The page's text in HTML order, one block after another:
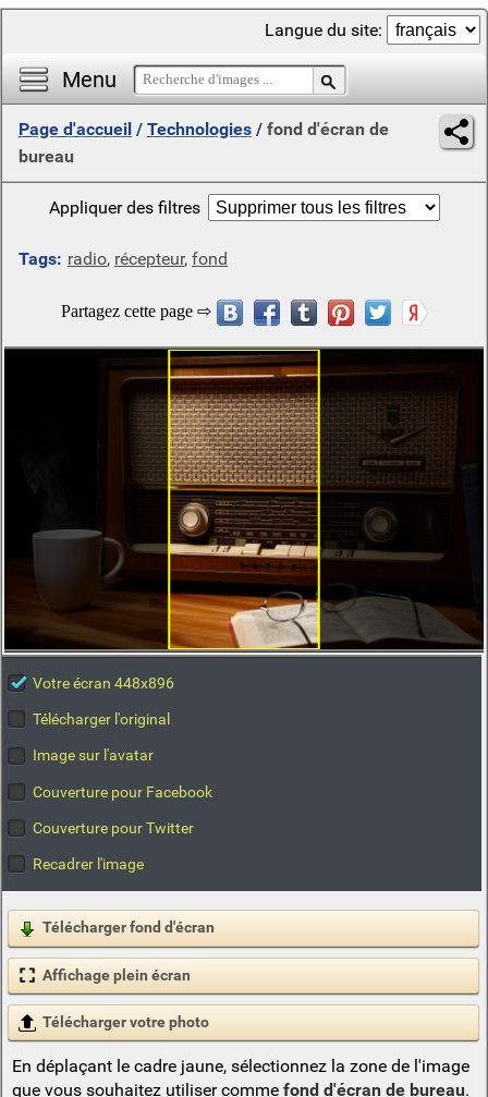
Menu
Langue du site:
Page d'accueil / Technologies / fond d'écran de
bureau
Appliquer des filtres
Tags: radio, récepteur, fond
Votre écran 448x896
Télécharger l'original
Image sur l'avatar
Couverture pour Facebook
Couverture pour Twitter
Recadrer l'image
Télécharger fond d'écran
Affichage plein écran
Télécharger votre photo
En déplaçant le cadre jaune, sélectionnez la zone de l'image
que vous souhaitez utiliser comme fond d'écran de bureau.